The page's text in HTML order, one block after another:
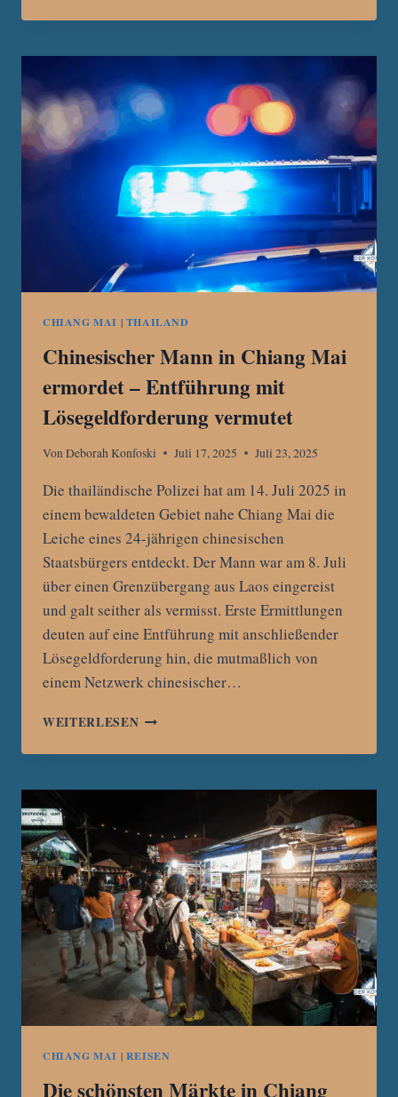
UNWETTERWARNUNG
CHIANG
MAI
UND
NORDTHAILAND
CHIANG MAI | THAILAND
Chinesischer Mann in Chiang Mai
ermordet – Entführung mit
Lösegeldforderung vermutet
VonDeborah Konfoski Juli 17, 2025 Juli 23, 2025
Die thailändische Polizei hat am 14. Juli 2025 in
einem bewaldeten Gebiet nahe Chiang Mai die
Leiche eines 24-jährigen chinesischen
Staatsbürgers entdeckt. Der Mann war am 8. Juli
über einen Grenzübergang aus Laos eingereist
und galt seither als vermisst. Erste Ermittlungen
deuten auf eine Entführung mit anschließender
Lösegeldforderung hin, die mutmaßlich von
einem Netzwerk chinesischer…
WEITERLESENCHINESISCHER
IN
MAI
–
ENTFÜHRUNG
MIT
LÖSEGELDFORDERUNG
VERMUTET
CHIANG MAI | REISEN
Die schönsten Märkte in Chiang